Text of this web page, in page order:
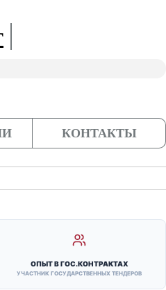
КОНТАКТЫ
ОПЫТ В ГОС.КОНТРАКТАХ
УЧАСТНИК ГОСУДАРСТВЕННЫХ ТЕНДЕРОВ